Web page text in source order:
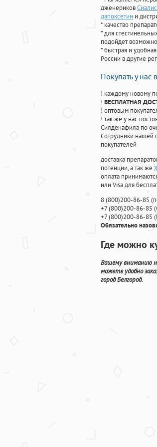
дженериков
дапоксетин и
* качество
* для
подойдет
* быстрая и
России в другие
Покупать у нас
! каждому новому
! БЕСПЛАТНАЯ
! оптовым
! так же у нас
Силденафила по
Cотрудники нашей
покупателей
доставка
потенции, а так же
оплата
или Visa для
8(800)200-86-85 (
+7(800)200-86-85 (
+7(800)200-86-85 (
Обязательно
Где можно
Вашему вниманию
можете удобно
город Белгород.